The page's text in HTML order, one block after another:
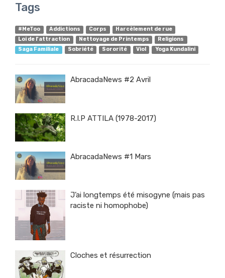
Tags
#MeToo Addictions Corps
Harcèlement de rue
Loi de l'attraction
Nettoyage de Printemps
Religions
Saga Familiale
Sobriété Sororité Viol Yoga Kundalini
AbracadaNews #2 Avril
R.I.P ATTILA (1978-2017)
AbracadaNews #1 Mars
J’ai longtemps été misogyne (mais pas
raciste ni homophobe)
Cloches et résurrection